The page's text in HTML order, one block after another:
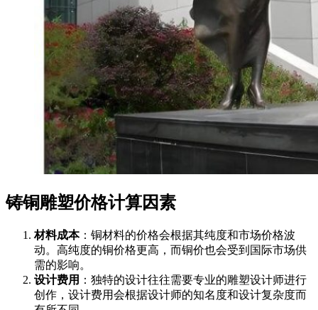
铸铜雕塑价格计算因素
材料成本：铜材料的价格会根据其纯度和市场价格波
动。高纯度的铜价格更高，而铜价也会受到国际市场供
需的影响。
设计费用 ：独特的设计往往需要专业的雕塑设计师进行
创作，设计费用会根据设计师的知名度和设计复杂度而